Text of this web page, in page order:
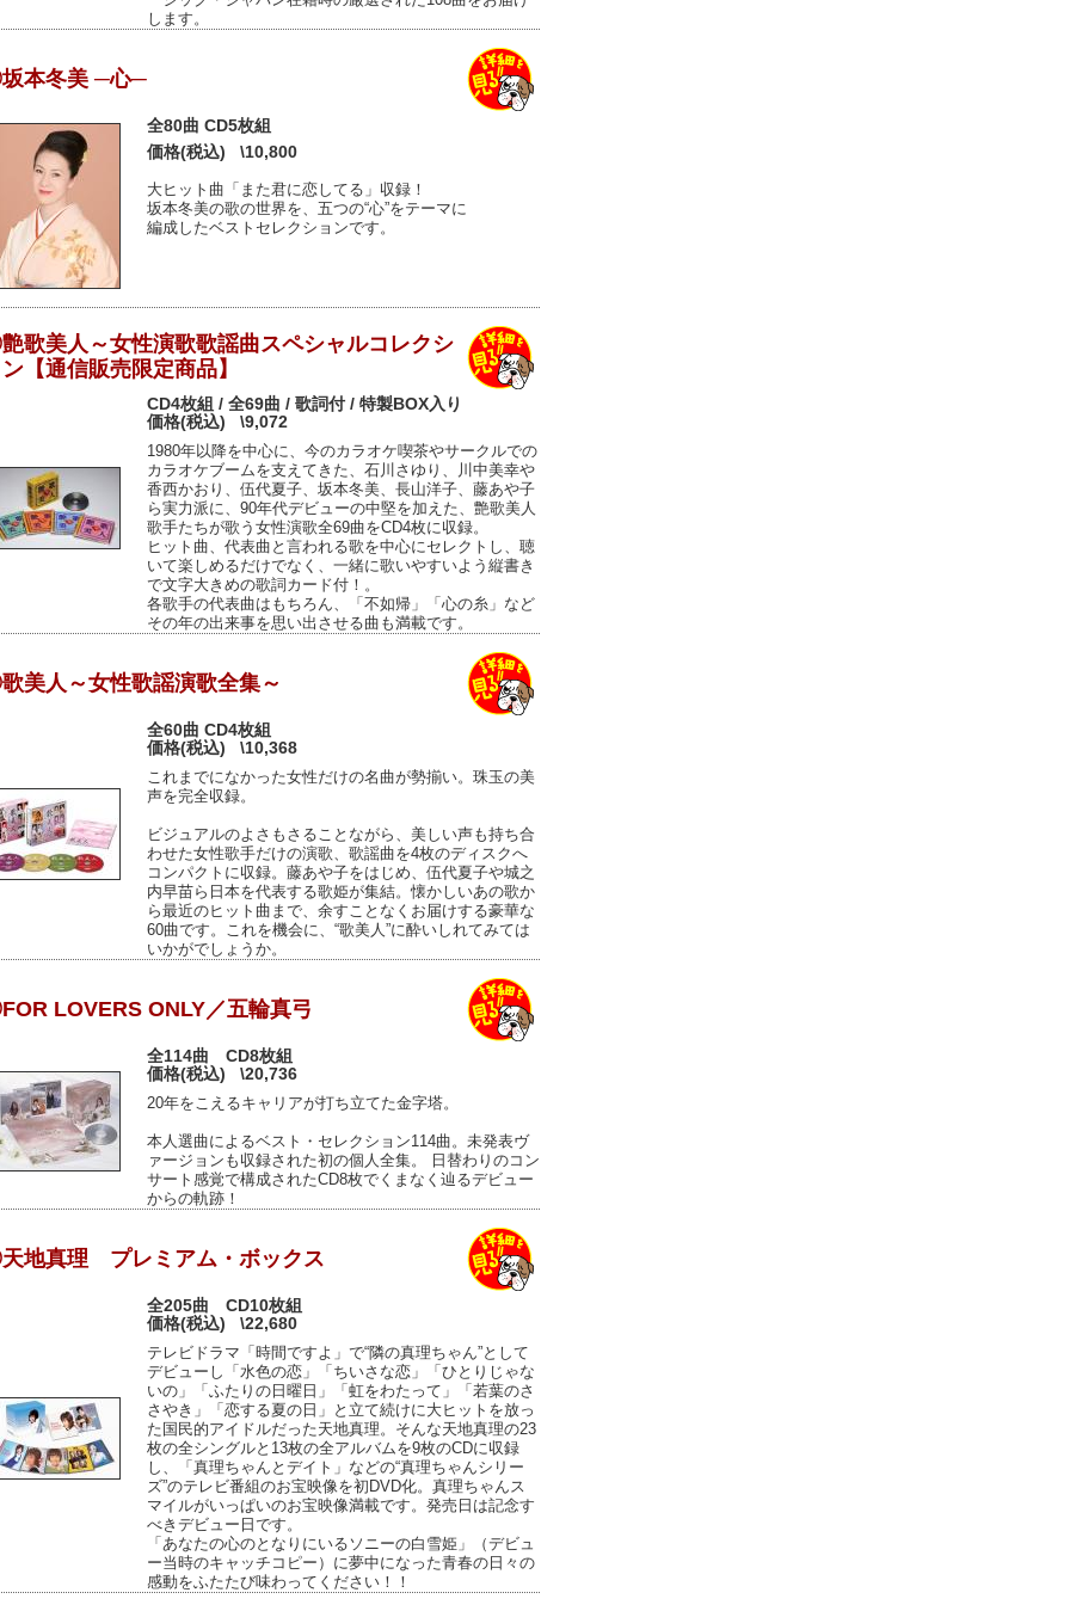
します。
本冬美 ─心─
全80曲 CD5枚組
価格(税込)
\10,800
大ヒット曲「また君に恋してる」収録！
坂本冬美の歌の世界を、五つの“心”をテーマに
編成したベストセレクションです。
歌美人～女性演歌歌謡曲スペシャルコレクシ
【通信販売限定商品】
CD4枚組 / 全69曲 / 歌詞付 / 特製BOX入り
価格(税込)
\9,072
1980年以降を中心に、今のカラオケ喫茶やサークルでの
カラオケブームを支えてきた、石川さゆり、川中美幸や
香西かおり、伍代夏子、坂本冬美、長山洋子、藤あや子
ら実力派に、90年代デビューの中堅を加えた、艶歌美人
歌手たちが歌う女性演歌全69曲をCD4枚に収録。
ヒット曲、代表曲と言われる歌を中心にセレクトし、聴
いて楽しめるだけでなく、一緒に歌いやすいよう縦書き
で文字大きめの歌詞カード付！。
各歌手の代表曲はもちろん、「不如帰」「心の糸」など
その年の出来事を思い出させる曲も満載です。
美人～女性歌謡演歌全集～
全60曲 CD4枚組
価格(税込)
\10,368
これまでになかった女性だけの名曲が勢揃い。珠玉の美
声を完全収録。
ビジュアルのよさもさることながら、美しい声も持ち合
わせた女性歌手だけの演歌、歌謡曲を4枚のディスクへ
コンパクトに収録。藤あや子をはじめ、伍代夏子や城之
内早苗ら日本を代表する歌姫が集結。懐かしいあの歌か
ら最近のヒット曲まで、余すことなくお届けする豪華な
60曲です。これを機会に、“歌美人”に酔いしれてみては
いかがでしょうか。
LOVERS ONLY／五輪真弓
全114曲 CD8枚組
価格(税込)
\20,736
20年をこえるキャリアが打ち立てた金字塔。
本人選曲によるベスト・セレクション114曲。未発表ヴ
ァージョンも収録された初の個人全集。 日替わりのコン
サート感覚で構成されたCD8枚でくまなく辿るデビュー
からの軌跡！
地真理 プレミアム・ボックス
全205曲 CD10枚組
価格(税込)
\22,680
テレビドラマ「時間ですよ」で“隣の真理ちゃん”として
デビューし「水色の恋」「ちいさな恋」「ひとりじゃな
いの」「ふたりの日曜日」「虹をわたって」「若葉のさ
さやき」「恋する夏の日」と立て続けに大ヒットを放っ
た国民的アイドルだった天地真理。そんな天地真理の23
枚の全シングルと13枚の全アルバムを9枚のCDに収録
し、「真理ちゃんとデイト」などの“真理ちゃんシリー
ズ”のテレビ番組のお宝映像を初DVD化。真理ちゃんス
マイルがいっぱいのお宝映像満載です。発売日は記念す
べきデビュー日です。
「あなたの心のとなりにいるソニーの白雪姫」（デビュ
ー当時のキャッチコピー）に夢中になった青春の日々の
感動をふたたび味わってください！！